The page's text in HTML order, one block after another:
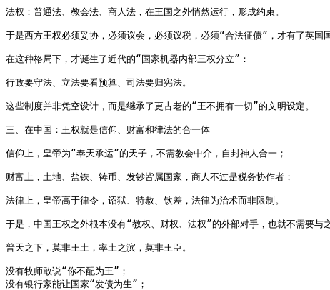
法权：普通法、教会法、商人法，在王国之外悄然运行，形成约束。
于是西方王权必须妥协，必须议会，必须议税，必须“合法征债”，才有了英国
在这种格局下，才诞生了近代的“国家机器内部三权分立”：
行政要守法、立法要看预算、司法要归宪法。
这些制度并非凭空设计，而是继承了更古老的“王不拥有一切”的文明设定。
三、在中国：王权就是信仰、财富和律法的合一体
信仰上，皇帝为“奉天承运”的天子，不需教会中介，自封神人合一；
财富上，土地、盐铁、铸币、发钞皆属国家，商人不过是税务协作者；
法律上，皇帝高于律令，诏狱、特赦、钦差，法律为治术而非限制。
于是，中国王权之外根本没有“教权、财权、法权”的外部对手，也就不需要与之
普天之下，莫非王土，率土之滨，莫非王臣。
没有牧师敢说“你不配为王”；
没有银行家能让国家“发债为生”；